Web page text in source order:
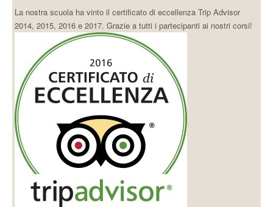
La nostra scuola ha vinto il certificato di eccellenza Trip Advisor
2014, 2015, 2016 e 2017. Grazie a tutti i partecipanti ai nostri corsi!